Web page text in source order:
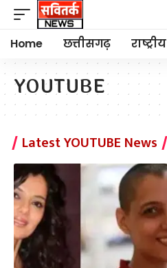
Home छत्तीसगढ़ राष्ट्रीय
YOUTUBE
Latest YOUTUBE News